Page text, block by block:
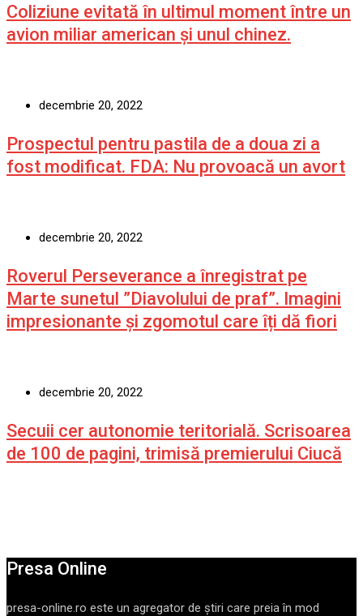
Coliziune evitată în ultimul moment între un
avion miliar american şi unul chinez.
decembrie 20, 2022
Prospectul pentru pastila de a doua zi a
fost modificat. FDA: Nu provoacă un avort
decembrie 20, 2022
Roverul Perseverance a înregistrat pe
Marte sunetul ”Diavolului de praf”. Imagini
impresionante și zgomotul care îți dă fiori
decembrie 20, 2022
Secuii cer autonomie teritorială. Scrisoarea
de 100 de pagini, trimisă premierului Ciucă
Presa Online
presa-online.ro este un agregator de ştiri care preia în mod